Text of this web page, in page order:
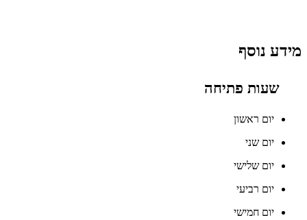
מידע נוסף
שעות פתיחה
יום ראשון
יום שני
יום שלישי
יום רביעי
יום חמישי